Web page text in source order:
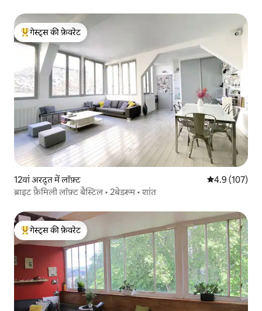
गेस्ट्स का टॉप फ़ेवरेट
गेस्ट्स की फ़ेवरेट
12वां अरद्त में लॉफ़्ट औसत रेटिंग 5 में
4.9 (107)
ब्राइट फ़ैमिली लॉफ़्ट बैस्टिल • 2बेडरूम • शांत
गेस्ट्स का टॉप फ़ेवरेट
गेस्ट्स की फ़ेवरेट